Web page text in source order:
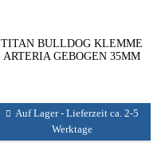
TITAN BULLDOG KLEMME
ARTERIA GEBOGEN 35MM
Auf Lager - Lieferzeit ca. 2-5
Werktage